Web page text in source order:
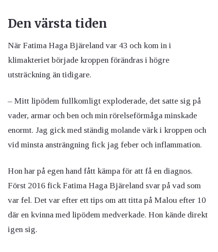
Den värsta tiden
När Fatima Haga Bjäreland var 43 och kom in i
klimakteriet började kroppen förändras i högre
utsträckning än tidigare.
– Mitt lipödem fullkomligt exploderade, det satte sig på
vader, armar och ben och min rörelseförmåga minskade
enormt. Jag gick med ständig molande värk i kroppen och
vid minsta ansträngning fick jag feber och inflammation.
Hon har på egen hand fått kämpa för att få en diagnos.
Först 2016 fick Fatima Haga Bjäreland svar på vad som
var fel. Det var efter ett tips om att titta på Malou efter 10
där en kvinna med lipödem medverkade. Hon kände direkt
igen sig.